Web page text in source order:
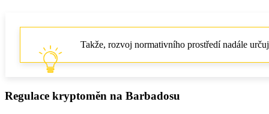
Takže, rozvoj normativního prostředí nadále
Regulace kryptoměn na Barbadosu